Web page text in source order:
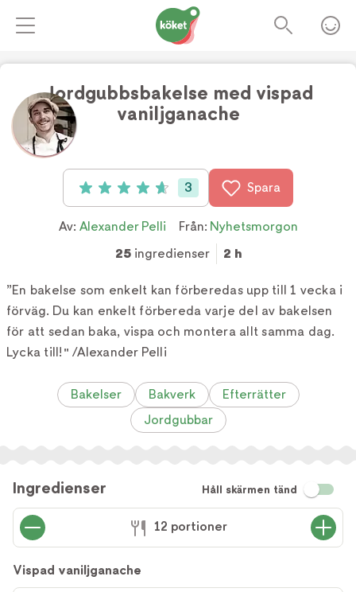
Jordgubbsbakelse med vispad
vaniljganache
Betyg: 4.7 av 5 (3 röster)
3 Spara
Av: Alexander Pelli Från: Nyhetsmorgon
25ingredienser 2 h
”En bakelse som enkelt kan förberedas upp till 1 vecka i
förväg. Du kan enkelt förbereda varje del av bakelsen
för att sedan baka, vispa och montera allt samma dag.
Lycka till!" /Alexander Pelli
Bakelser Bakverk
Efterrätter
Jordgubbar
Ingredienser Håll skärmen tänd
12 portioner
Vispad vaniljganache